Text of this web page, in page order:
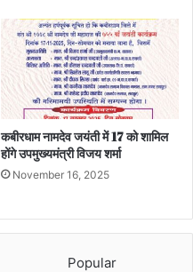
कबीरधाम नामदेव जयंती में 17 को शामिल
होंगे उपमुख्यमंत्री विजय शर्मा
November 16, 2025
Popular